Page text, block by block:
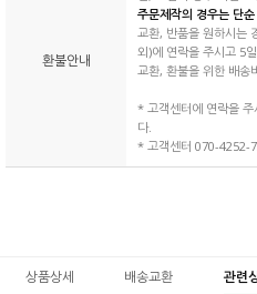
환불안내
주문제작의 경우는 단
교환, 반품을 원하시는
외)에 연락을 주시고 5
교환, 환불을 위한 배송
* 고객센터에 연락을 주
다.
* 고객센터 070-4252-
상품상세 배송교환 관련